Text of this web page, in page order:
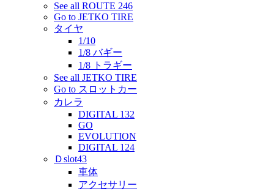
See all ROUTE 246
Go to JETKO TIRE
タイヤ
1/10
1/8 バギー
1/8 トラギー
See all JETKO TIRE
Go to スロットカー
カレラ
DIGITAL 132
GO
EVOLUTION
DIGITAL 124
Ｄslot43
車体
アクセサリー